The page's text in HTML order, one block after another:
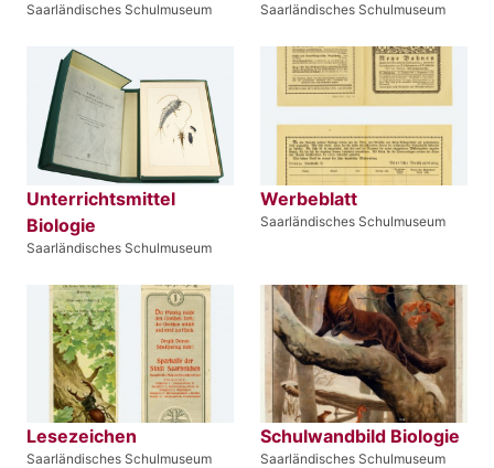
Saarländisches Schulmuseum Saarländisches Schulmuseum
Unterrichtsmittel
Biologie
Saarländisches Schulmuseum
Werbeblatt
Saarländisches Schulmuseum
Lesezeichen
Saarländisches Schulmuseum
Schulwandbild Biologie
Saarländisches Schulmuseum